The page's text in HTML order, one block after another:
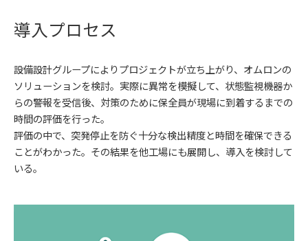
導入プロセス
設備設計グループによりプロジェクトが立ち上がり、オムロンの
ソリューションを検討。実際に異常を模擬して、状態監視機器か
らの警報を受信後、対策のために保全員が現場に到着するまでの
時間の評価を行った。
評価の中で、突発停止を防ぐ十分な検出精度と時間を確保できる
ことがわかった。その結果を他工場にも展開し、導入を検討して
いる。